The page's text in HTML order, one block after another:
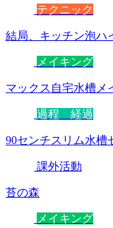
テクニック
結局、キッチン泡ハ
メイキング
マックス自宅水槽メ
過程 経過
90センチスリム水槽
課外活動
苔の森
メイキング